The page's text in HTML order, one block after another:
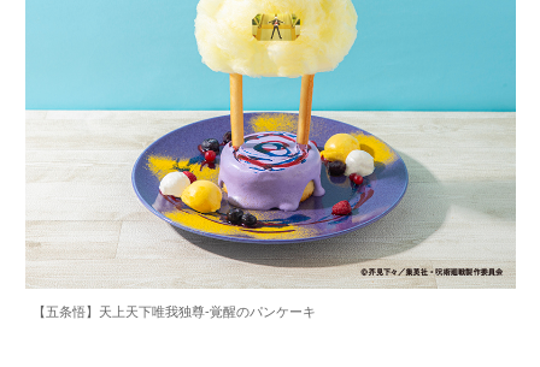
【五条悟】天上天下唯我独尊-覚醒のパンケーキ